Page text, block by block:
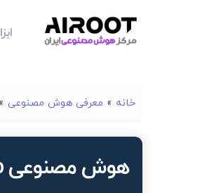
خانه » معرفی هوش مصنوعی »
هوش مصنوعی SoraHub